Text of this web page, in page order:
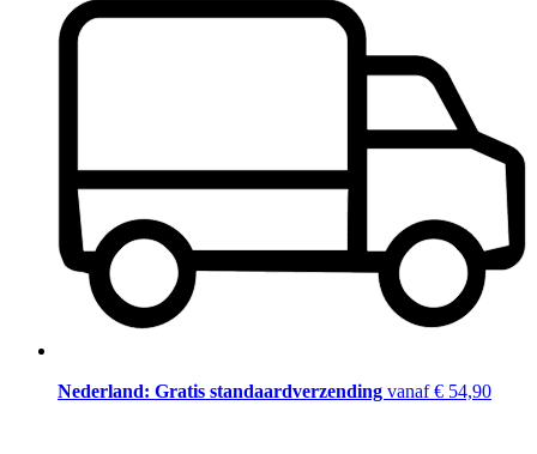
Nederland: Gratis standaardverzending vanaf € 54,90